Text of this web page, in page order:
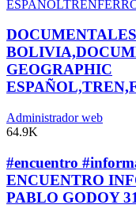
GEOGRAPHIC
Administrador web
64.9K
#encuentro
ENCUENTRO
PABLO GODOY